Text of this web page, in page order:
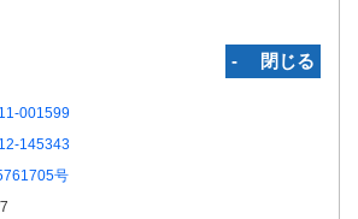
‐ 閉じる
001599
145343
号